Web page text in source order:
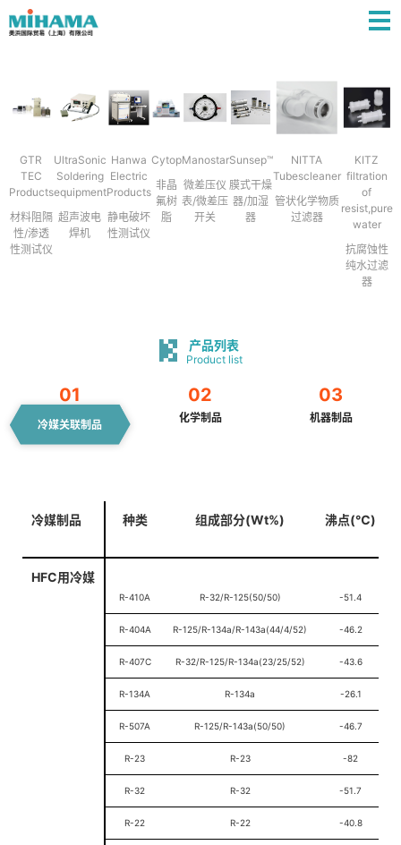
GTR
TEC
Products
材料阻隔
性/渗透
性测试仪
UltraSonic
Soldering
equipment
超声波电
焊机
Hanwa
Electric
Products
静电破坏
性测试仪
Cytop
非晶
氟树
脂
Manostar
微差压仪
表/微差压
开关
Sunsep™
膜式干燥
器/加湿
器
NITTA
Tubescleaner
管状化学物质
过滤器
KITZ
filtration
of
resist,pure
water
抗腐蚀性
纯水过滤
器
产品列表
Product list
01
冷媒关联制品
02
化学制品
03
机器制品
冷媒制品 种类 组成部分(Wt%)
沸点(℃)
HFC用冷媒
R-410A R-32/R-125(50/50) -51.4
R-404A R-125/R-134a/R-143a(44/4/52) -46.2
R-407C R-32/R-125/R-134a(23/25/52) -43.6
R-134A R-134a -26.1
R-507A R-125/R-143a(50/50) -46.7
R-23 R-23 -82
R-32 R-32 -51.7
R-22 R-22 -40.8